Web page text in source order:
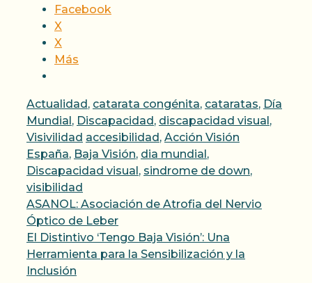
Facebook
X
X
Más
Categorías
Actualidad, catarata congénita, cataratas, Día
Mundial, Discapacidad, discapacidad visual,
Visivilidad Etiquetas
accesibilidad, Acción Visión
España, Baja Visión, dia mundial,
Discapacidad visual, sindrome de down,
visibilidad
ASANOL: Asociación de Atrofia del Nervio
Óptico de Leber
El Distintivo ‘Tengo Baja Visión’: Una
Herramienta para la Sensibilización y la
Inclusión